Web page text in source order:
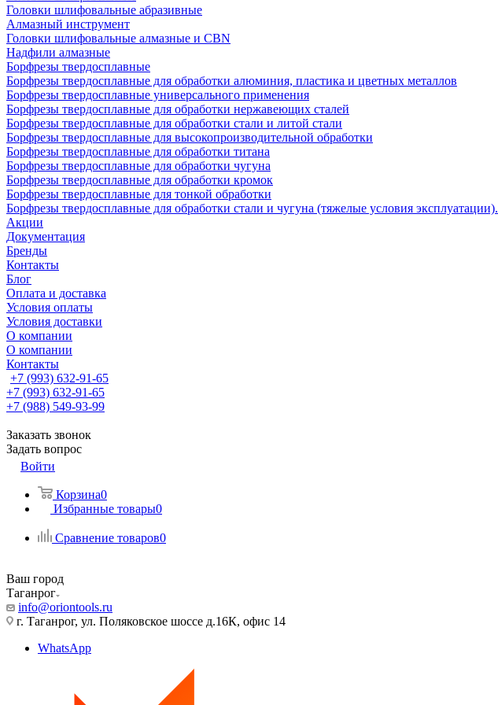
Головки шлифовальные абразивные
Алмазный инструмент
Головки шлифовальные алмазные и CBN
Надфили алмазные
Борфрезы твердосплавные
Борфрезы твердосплавные для обработки алюминия, пластика и цветных металлов
Борфрезы твердосплавные универсального применения
Борфрезы твердосплавные для обработки нержавеющих сталей
Борфрезы твердосплавные для обработки стали и литой стали
Борфрезы твердосплавные для высокопроизводительной обработки
Борфрезы твердосплавные для обработки титана
Борфрезы твердосплавные для обработки чугуна
Борфрезы твердосплавные для обработки кромок
Борфрезы твердосплавные для тонкой обработки
Борфрезы твердосплавные для обработки стали и чугуна (тяжелые условия эксплуатации).
Акции
Документация
Бренды
Контакты
Блог
Оплата и доставка
Условия оплаты
Условия доставки
О компании
О компании
Контакты
+7 (993) 632-91-65
+7 (993) 632-91-65
+7 (988) 549-93-99
Заказать звонок
Задать вопрос
Войти
Корзина0
Избранные товары0
Сравнение товаров0
Ваш город
Таганрог
info@oriontools.ru
г. Таганрог, ул. Поляковское шоссе д.16К, офис 14
WhatsApp